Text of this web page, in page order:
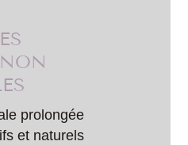
prolongée
et naturels